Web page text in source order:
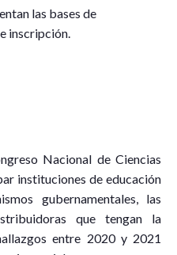
las bases de
inscripción.
Nacional de Ciencias
instituciones de educación
gubernamentales, las
que tengan la
entre 2020 y 2021